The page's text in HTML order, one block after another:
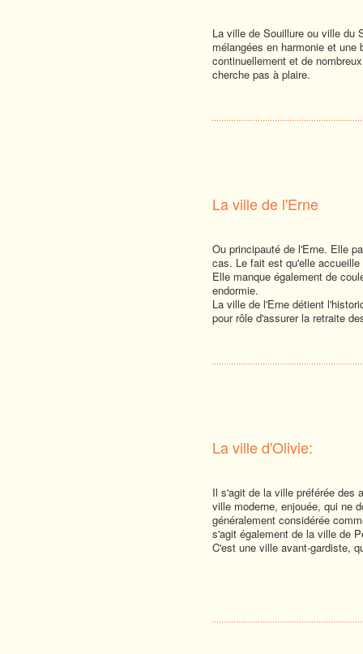
La ville de Souillure ou ville du
mélangées en harmonie et
continuellement et de
cherche pas à plaire.
La ville de l'Erne
Ou principauté de l'Erne. Elle
cas. Le fait est qu'elle
Elle manque également de
endormie.
La ville de l'Erne détient
pour rôle d'assurer la retraite
La ville d'Olivie:
Il s'agit de la ville préférée des
ville moderne, enjouée, qui ne
généralement considérée
s'agit également de la ville de
C'est une ville avant-gardiste,